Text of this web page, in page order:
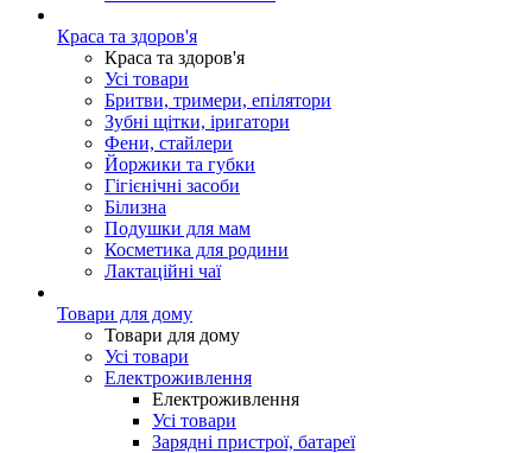
Краса та здоров'я
Краса та здоров'я
Усі товари
Бритви, тримери, епілятори
Зубні щітки, іригатори
Фени, стайлери
Йоржики та губки
Гігієнічні засоби
Білизна
Подушки для мам
Косметика для родини
Лактаційні чаї
Товари для дому
Товари для дому
Усі товари
Електроживлення
Електроживлення
Усі товари
Зарядні пристрої, батареї